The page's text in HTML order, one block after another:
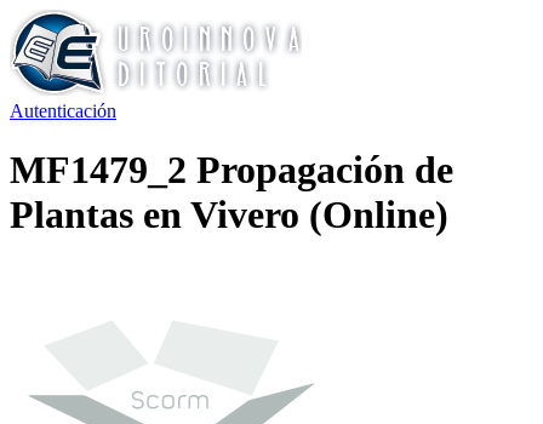
Autenticación
MF1479_2 Propagación de
Plantas en Vivero (Online)